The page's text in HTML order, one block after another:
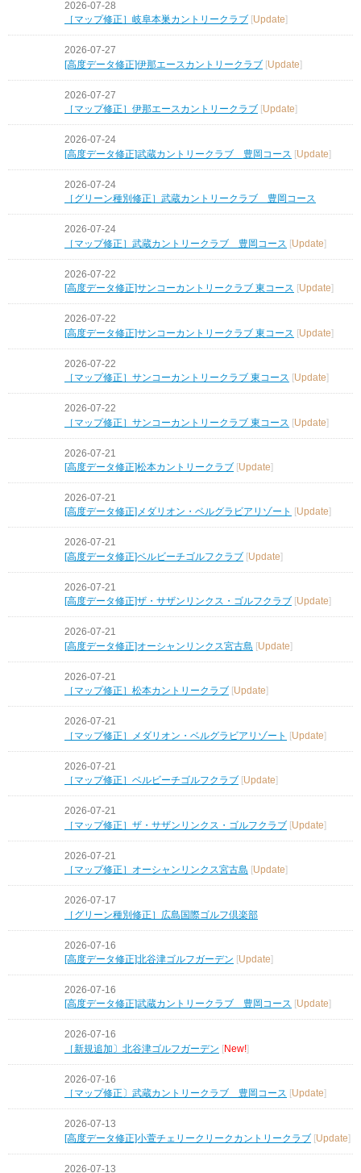
2026-07-28
［マップ修正］岐阜本巣カントリークラブ
Update
2026-07-27
[高度データ修正]伊那エースカントリークラブ [Update]
2026-07-27
［マップ修正］伊那エースカントリークラブ
Update
2026-07-24
[高度データ修正]武蔵カントリークラブ 豊岡コース [Update]
2026-07-24
［グリーン種別修正］武蔵カントリークラブ 豊岡コース
2026-07-24
［マップ修正］武蔵カントリークラブ 豊岡コース [Update]
2026-07-22
[高度データ修正]サンコーカントリークラブ 東コース [Update]
2026-07-22
[高度データ修正]サンコーカントリークラブ 東コース [Update]
2026-07-22
［マップ修正］サンコーカントリークラブ 東コース [Update]
2026-07-22
［マップ修正］サンコーカントリークラブ 東コース [Update]
2026-07-21
[高度データ修正]松本カントリークラブ [Update]
2026-07-21
[高度データ修正]メダリオン・ベルグラビアリゾート
Update
2026-07-21
[高度データ修正]ベルビーチゴルフクラブ [Update]
2026-07-21
[高度データ修正]ザ・サザンリンクス・ゴルフクラブ
Update
2026-07-21
[高度データ修正]オーシャンリンクス宮古島 [Update]
2026-07-21
［マップ修正］松本カントリークラブ
Update
2026-07-21
［マップ修正］メダリオン・ベルグラビアリゾート
[Update]
2026-07-21
［マップ修正］ベルビーチゴルフクラブ [Update]
2026-07-21
［マップ修正］ザ・サザンリンクス・ゴルフクラブ [Update]
2026-07-21
［マップ修正］オーシャンリンクス宮古島 [Update]
2026-07-17
［グリーン種別修正］広島国際ゴルフ倶楽部
2026-07-16
[高度データ修正]北谷津ゴルフガーデン [Update]
2026-07-16
[高度データ修正]武蔵カントリークラブ 豊岡コース
Update
2026-07-16
［新規追加〕北谷津ゴルフガーデン [New!]
2026-07-16
［マップ修正〕武蔵カントリークラブ 豊岡コース
Update
2026-07-13
[高度データ修正]小萱チェリークリークカントリークラブ [Update]
2026-07-13